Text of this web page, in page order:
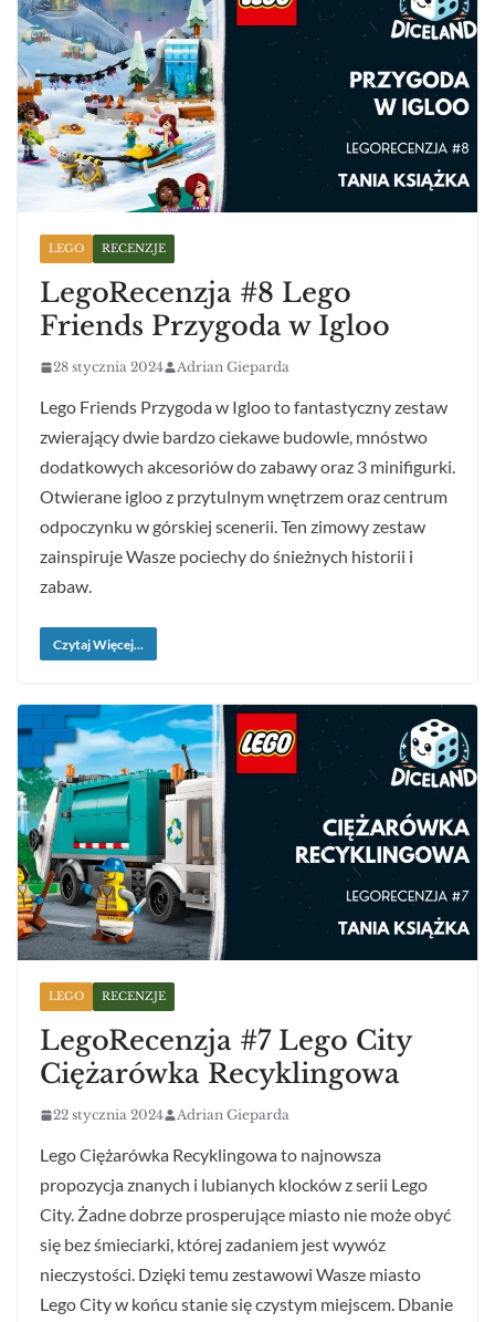
LEGO RECENZJE
LegoRecenzja #8 Lego
Friends Przygoda w Igloo
28 stycznia 2024 Adrian Gieparda
Lego Friends Przygoda w Igloo to fantastyczny zestaw
zwierający dwie bardzo ciekawe budowle, mnóstwo
dodatkowych akcesoriów do zabawy oraz 3 minifigurki.
Otwierane igloo z przytulnym wnętrzem oraz centrum
odpoczynku w górskiej scenerii. Ten zimowy zestaw
zainspiruje Wasze pociechy do śnieżnych historii i
zabaw.
Czytaj Więcej...
LEGO RECENZJE
LegoRecenzja #7 Lego City
Ciężarówka Recyklingowa
22 stycznia 2024 Adrian Gieparda
Lego Ciężarówka Recyklingowa to najnowsza
propozycja znanych i lubianych klocków z serii Lego
City. Żadne dobrze prosperujące miasto nie może obyć
się bez śmieciarki, której zadaniem jest wywóz
nieczystości. Dzięki temu zestawowi Wasze miasto
Lego City w końcu stanie się czystym miejscem. Dbanie